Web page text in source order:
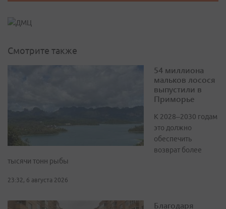
Смотрите также
54 миллиона
мальков лосося
выпустили в
Приморье
К 2028–2030 годам
это должно
обеспечить
возврат более
тысячи тонн рыбы
23:32, 6 августа 2026
Благодаря